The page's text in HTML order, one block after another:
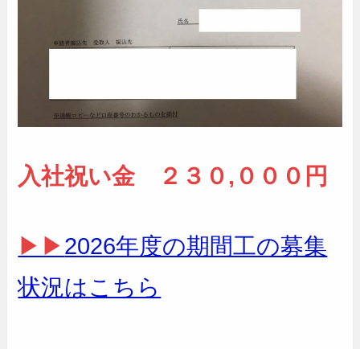
入社祝い金 ２３０,０００円
▶▶2026年度の期間工の募集
状況はこちら